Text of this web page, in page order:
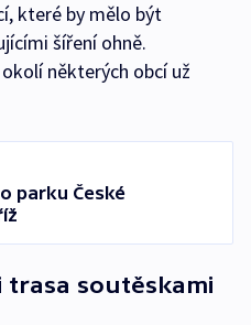
které by mělo být
šíření ohně.
některých obcí už
parku České
trasa soutěskami